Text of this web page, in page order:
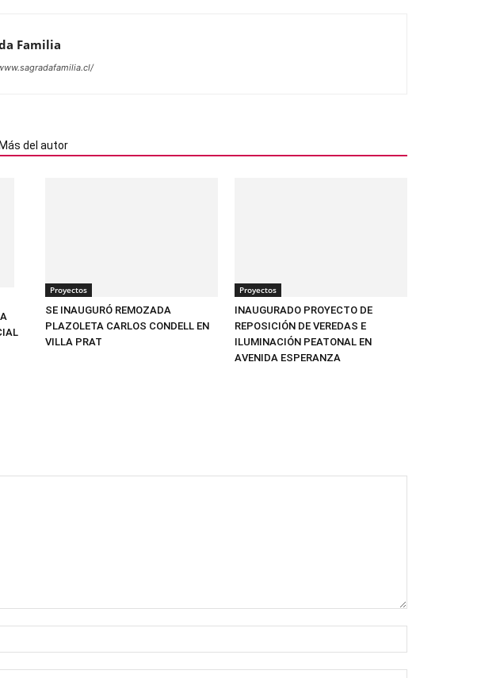
Familia
Más del autor
Proyectos
SE INAUGURÓ REMOZADA
PLAZOLETA CARLOS CONDELL EN
VILLA PRAT
Proyectos
INAUGURADO PROYECTO DE
REPOSICIÓN DE VEREDAS E
ILUMINACIÓN PEATONAL EN
AVENIDA ESPERANZA